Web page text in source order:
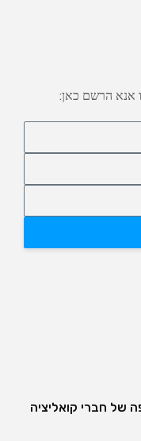
אנא הרשם כאן:
של חברי קואליציה